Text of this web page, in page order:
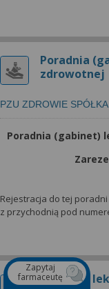
Poradnia
zdrowotnej
PZU ZDROWIE
Poradnia (gabinet)
Rejestracja do tej
z przychodnią pod
Poradnia
Zapytaj
farmaceutę